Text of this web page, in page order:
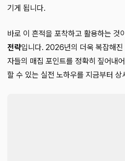
기게 됩니다.
바로 이 흔적을 포착하고 활용하는 것
전략입니다. 2026년의 더욱 복잡해
자들의 매집 포인트를 정확히 짚어내
할 수 있는 실전 노하우를 지금부터 상